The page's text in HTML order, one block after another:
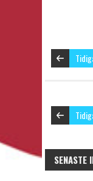
SENASTE